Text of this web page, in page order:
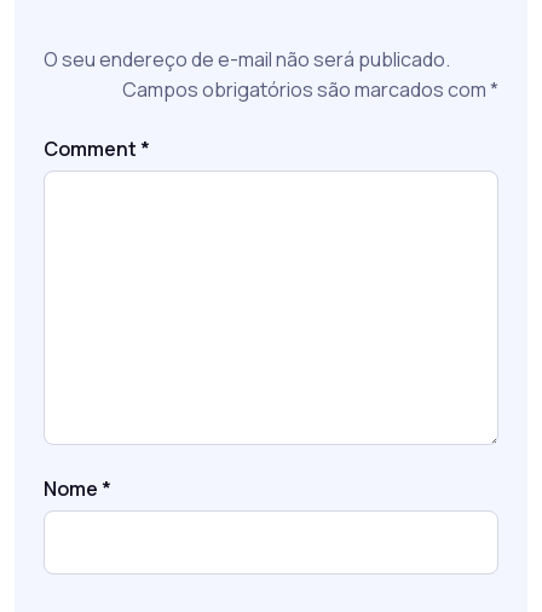
O seu endereço de e-mail não será publicado.
Campos obrigatórios são marcados com*
Comment *
Nome *